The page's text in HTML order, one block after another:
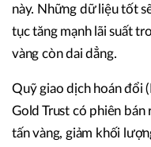
này. Những dữ liệu tốt
tục tăng mạnh lãi suất
vàng còn dai dẳng.
Quỹ giao dịch hoán đổi
Gold Trust có phiên
tấn vàng, giảm khối